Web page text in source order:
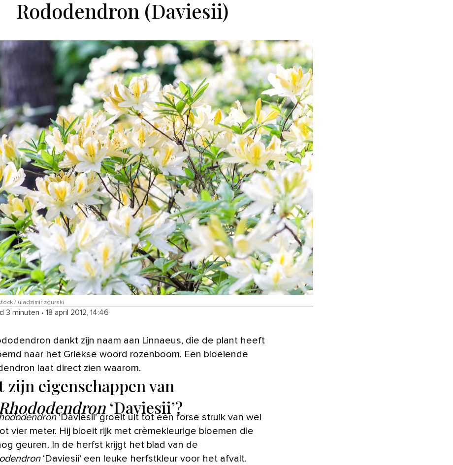
Rododendron (Daviesii)
/ uladzimir zgurski
3 minuten • 18 april 2012, 14:46
naar het Griekse woord rozenboom. Een bloeiende
laat direct zien waarom.
zijn eigenschappen van
Rhododendron‘Daviesii’?
‘Daviesii’ groeit uit tot een forse struik van wel
vier meter. Hij bloeit rijk met crèmekleurige bloemen die
geuren. In de herfst krijgt het blad van de
‘Daviesii’ een leuke herfstkleur voor het afvalt.